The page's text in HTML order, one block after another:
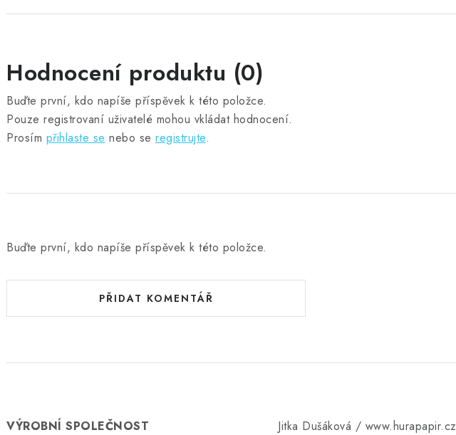
Hodnocení produktu (0)
Buďte první, kdo napíše příspěvek k této položce.
Pouze registrovaní uživatelé mohou vkládat hodnocení.
Prosím přihlaste se nebo se registrujte.
Buďte první, kdo napíše příspěvek k této položce.
PŘIDAT KOMENTÁŘ
VÝROBNÍ SPOLEČNOST Jitka Dušáková / www.hurapapir.cz